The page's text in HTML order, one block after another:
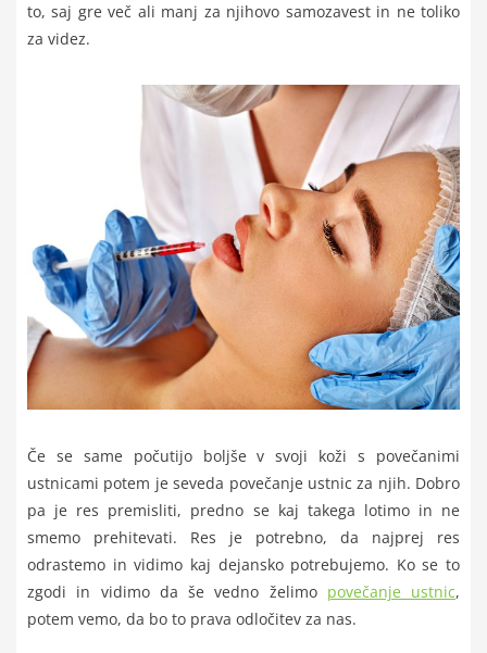
to, saj gre več ali manj za njihovo samozavest in ne toliko
za videz.
Če se same počutijo boljše v svoji koži s povečanimi
ustnicami potem je seveda povečanje ustnic za njih. Dobro
pa je res premisliti, predno se kaj takega lotimo in ne
smemo prehitevati. Res je potrebno, da najprej res
odrastemo in vidimo kaj dejansko potrebujemo. Ko se to
zgodi in vidimo da še vedno želimo povečanje ustnic,
potem vemo, da bo to prava odločitev za nas.